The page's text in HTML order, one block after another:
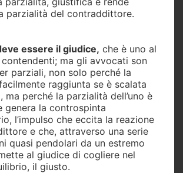
parzialità del contraddittore.
essere il giudice, che è uno al
ma gli avvocati son
parziali, non solo perché la
raggiunta se è scalata
ma perché la parzialità dell’uno è
genera la controspinta
l’impulso che eccita la reazione
e che, attraverso una serie
quasi pendolari da un estremo
al giudice di cogliere nel
il giusto.